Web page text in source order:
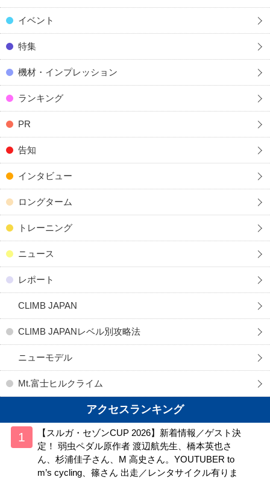
イベント
特集
機材・インプレッション
ランキング
PR
告知
インタビュー
ロングターム
トレーニング
ニュース
レポート
CLIMB JAPAN
CLIMB JAPANレベル別攻略法
ニューモデル
Mt.富士ヒルクライム
アクセスランキング
【スルガ・セゾンCUP 2026】新着情報／ゲスト決
定！ 弱虫ペダル原作者 渡辺航先生、橋本英也さ
ん、杉浦佳子さん、M 高史さん。YOUTUBER to
m’s cycling、篠さん 出走／レンタサイクル有りま